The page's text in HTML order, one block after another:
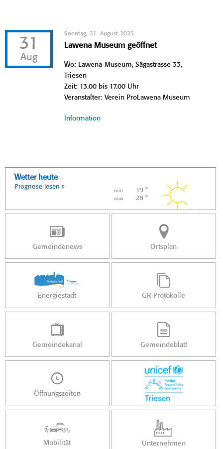
31
Aug
Sonntag, 31. August 2025
Lawena Museum geöffnet
Wo: Lawena-Museum, Sägastrasse 33,
Triesen
Zeit: 13.00 bis 17.00 Uhr
Veranstalter: Verein ProLawena Museum
Information
Wetter heute
Prognose lesen »
min 19 °
max 28 °
Gemeindenews Ortsplan
Energiestadt GR-Protokolle
Gemeindekanal Gemeindeblatt
Öffnungszeiten
Mobilität Unternehmen